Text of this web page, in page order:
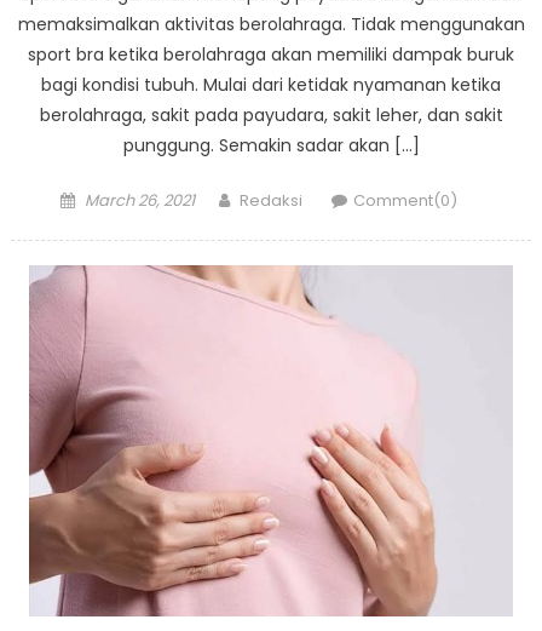
memaksimalkan aktivitas berolahraga. Tidak menggunakan
sport bra ketika berolahraga akan memiliki dampak buruk
bagi kondisi tubuh. Mulai dari ketidak nyamanan ketika
berolahraga, sakit pada payudara, sakit leher, dan sakit
punggung. Semakin sadar akan […]
Posted
March 26, 2021 Author
Redaksi Comment(0)